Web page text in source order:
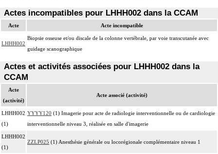
Actes incompatibles pour LHHH002 dans la CCAM
Acte Acte incompatible
LHHH002
Biopsie osseuse et/ou discale de la colonne vertébrale, par voie transcutanée avec
guidage scanographique
Actes et activités associées pour LHHH002 dans la
CCAM
Acte
(activité)
Acte associé (activité)
LHHH002
(1)
YYYY120 (1) Imagerie pour acte de radiologie interventionnelle ou de cardiologie
interventionnelle niveau 3, réalisée en salle d'imagerie
LHHH002
(1)
ZZLP025 (1) Anesthésie générale ou locorégionale complémentaire niveau 1